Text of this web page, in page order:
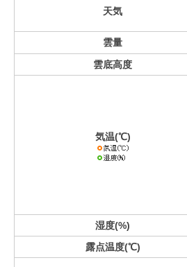
天気
雲量
雲底高度
気温(℃)
湿度(%)
露点温度(℃)